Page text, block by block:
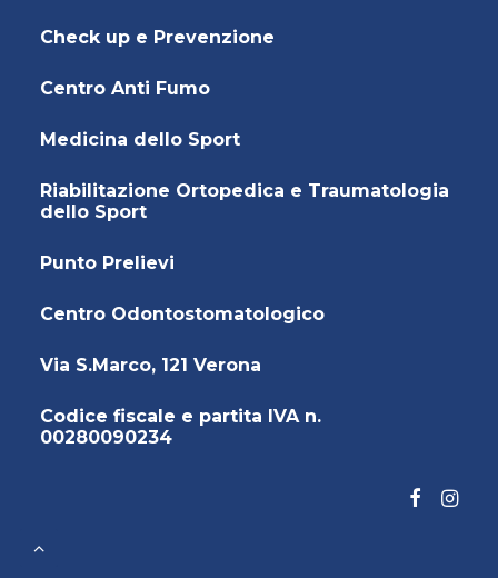
Check up e Prevenzione
Centro Anti Fumo
Medicina dello Sport
Riabilitazione Ortopedica e Traumatologia
dello Sport
Punto Prelievi
Centro Odontostomatologico
Via S.Marco, 121 Verona
Codice fiscale e partita IVA n.
00280090234